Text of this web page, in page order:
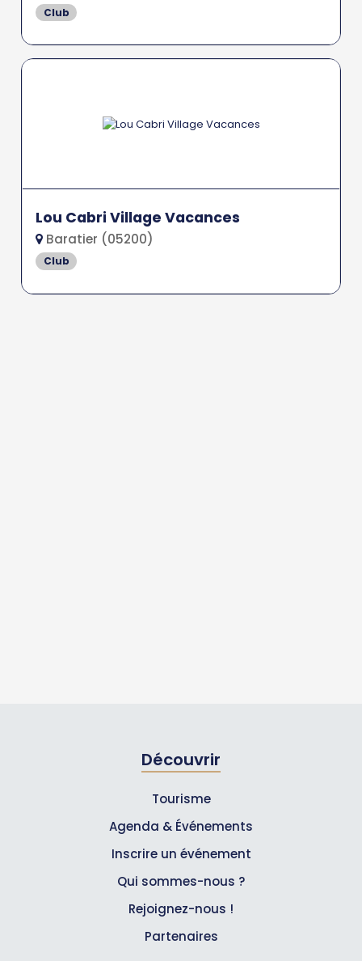
Club
Lou Cabri Village Vacances
Baratier (05200)
Club
Découvrir
Tourisme
Agenda & Événements
Inscrire un événement
Qui sommes-nous ?
Rejoignez-nous !
Partenaires